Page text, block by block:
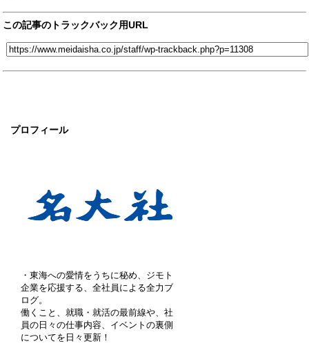
プロフィール
・東海への愛情をうちに秘め、ジモト
企業を応援する、全社員による全力ブ
ログ。
働くこと、就職・就活の最前線や、社
員の日々の仕事内容、イベントの裏側
についてを日々更新！
この記事のトラックバック用URL